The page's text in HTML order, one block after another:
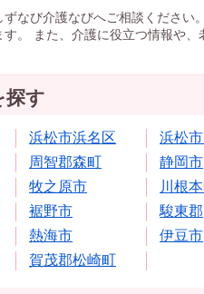
なび介護なびへご相談くださ
。 また、介護に役立つ情報や
探す
浜松市浜名区 浜松
周智郡森町 静岡市
牧之原市 川根
裾野市 駿東郡
熱海市 伊豆市
賀茂郡松崎町